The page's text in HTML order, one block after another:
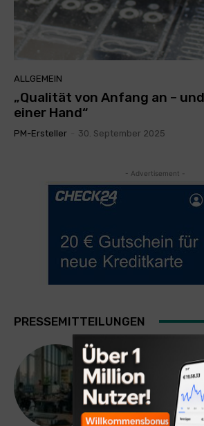
ALLGEMEIN
„Qualität von Anfang an –
einer Hand“
PM-Ersteller 30. September 2025
- Advertisement -
PRESSEMITTEILUNGEN
TECHNIK
SourcingBlox
CentaurNexus:
Plattform für